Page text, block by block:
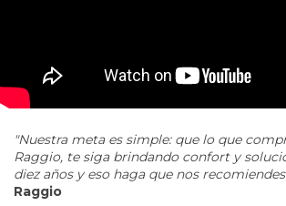
"Nuestra meta es simple: que lo que
Raggio, te siga brindando confort y
diez años y eso haga que nos
Raggio